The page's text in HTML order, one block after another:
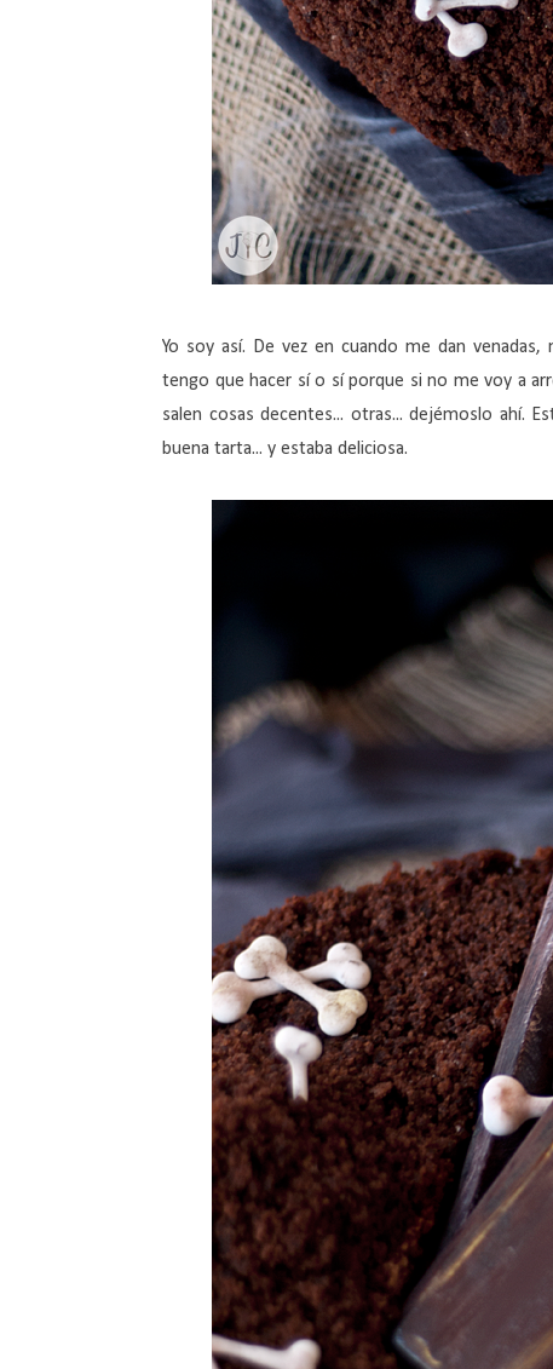
Yo soy así. De vez en cuando me dan
tengo que hacer sí o sí porque si no me voy a
salen cosas decentes... otras... dejémoslo ahí.
buena tarta... y estaba deliciosa.